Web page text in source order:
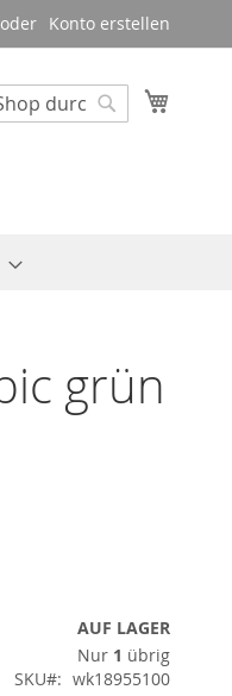
Konto erstellen
grün
AUF LAGER
Nur 1 übrig
SKU
wk18955100